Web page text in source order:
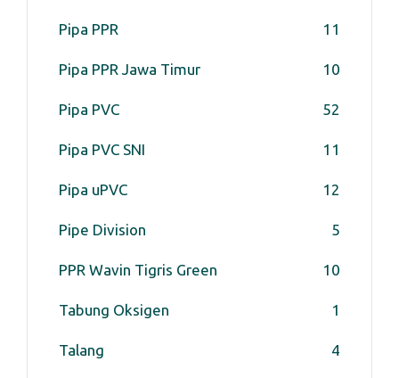
Pipa PPR 11
Pipa PPR Jawa Timur 10
Pipa PVC 52
Pipa PVC SNI 11
Pipa uPVC 12
Pipe Division 5
PPR Wavin Tigris Green 10
Tabung Oksigen 1
Talang 4